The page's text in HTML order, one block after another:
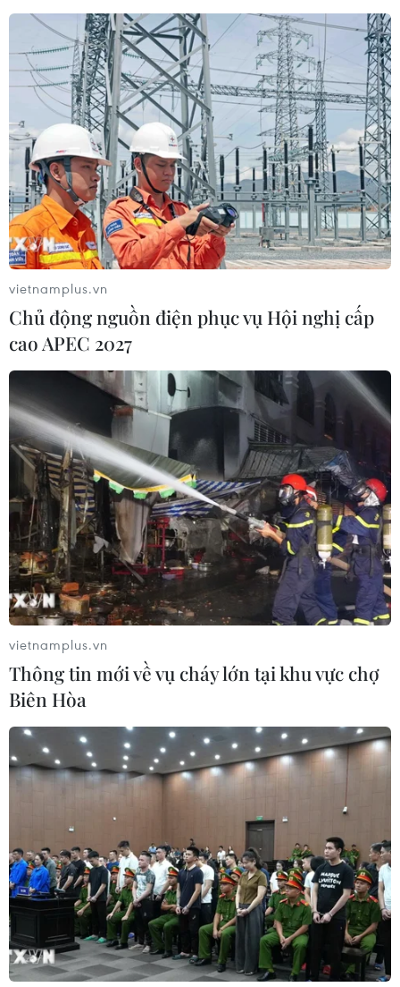
TIN CÙNG CHUYÊN MỤC
WHO ghi nhận tín hiệu tích cực từ
thử nghiệm điều trị Ebola tại Congo
04/08/2026 22:42
Báo động xu hướng gia tăng người
trẻ mắc ung thư
Mỹ ghi nhận ca tử vong đầu tiên
trong mùa dịch cyclosporiasis
04/08/2026 07:11
Phát hiện mới về quá trình lão hóa
của con người
02/08/2026 13:31
Sâm Ngọc Linh: Báu vật trong tay,
vietnamplus.vn
Chủ động nguồn điện phục vụ Hội nghị cấp
cao APEC 2027
vietnamplus.vn
Thông tin mới về vụ cháy lớn tại khu vực chợ
Biên Hòa